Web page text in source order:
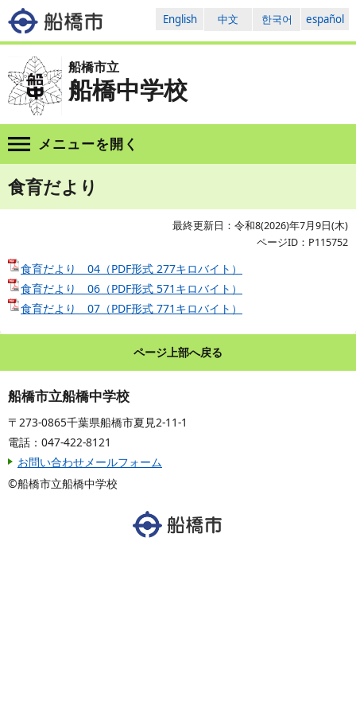
English 中文 한국어 español
船橋市立
船橋中学校
メニューを開く
食育だより
最終更新日：令和8(2026)年7月9日(木)
ページID：P115752
食育だより 04（PDF形式 277キロバイト）
食育だより 06（PDF形式 571キロバイト）
食育だより 07（PDF形式 771キロバイト）
ページ上部へ戻る
船橋市立船橋中学校
〒273-0865千葉県船橋市夏見2-11-1
電話：047-422-8121
お問い合わせメールフォーム
©船橋市立船橋中学校